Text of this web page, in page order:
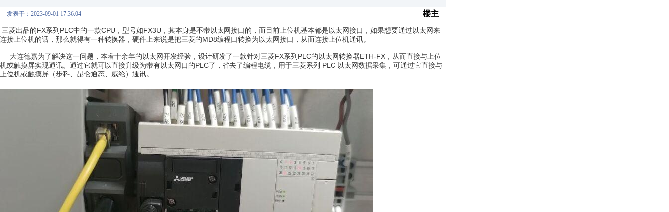
发表于：2023-09-01 17:36:04 楼主
三菱出品的FX系列PLC中的一款CPU，型号如FX3U，其本身是不带以太网接口的，而目前上位机基本都是以太网接口，如果想要通过以太网来
连接上位机的话，那么就得有一种转换器，硬件上来说是把三菱的MD8编程口转换为以太网接口，从而连接上位机通讯。
大连德嘉为了解决这一问题，本着十余年的以太网开发经验，设计研发了一款针对三菱FX系列PLC的以太网转换器ETH-FX，从而直接与上位
机或触摸屏实现通讯。通过它就可以直接升级为带有以太网口的PLC了，省去了编程电缆，用于三菱系列 PLC 以太网数据采集，可通过它直接与
上位机或触摸屏（步科、昆仑通态、威纶）通讯。